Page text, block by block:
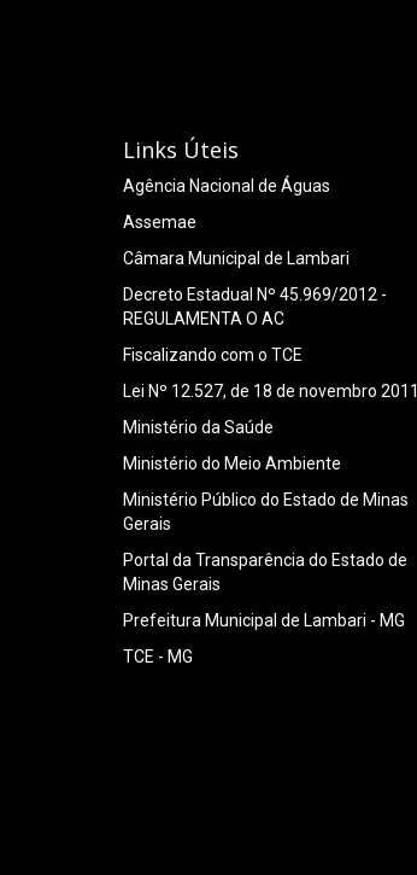
Links Úteis
Agência Nacional de Águas
Assemae
Câmara Municipal de Lambari
Decreto Estadual Nº 45.969/2012 -
REGULAMENTA O AC
Fiscalizando com o TCE
Lei Nº 12.527, de 18 de novembro 2011
Ministério da Saúde
Ministério do Meio Ambiente
Ministério Público do Estado de Minas
Gerais
Portal da Transparência do Estado de
Minas Gerais
Prefeitura Municipal de Lambari - MG
TCE - MG